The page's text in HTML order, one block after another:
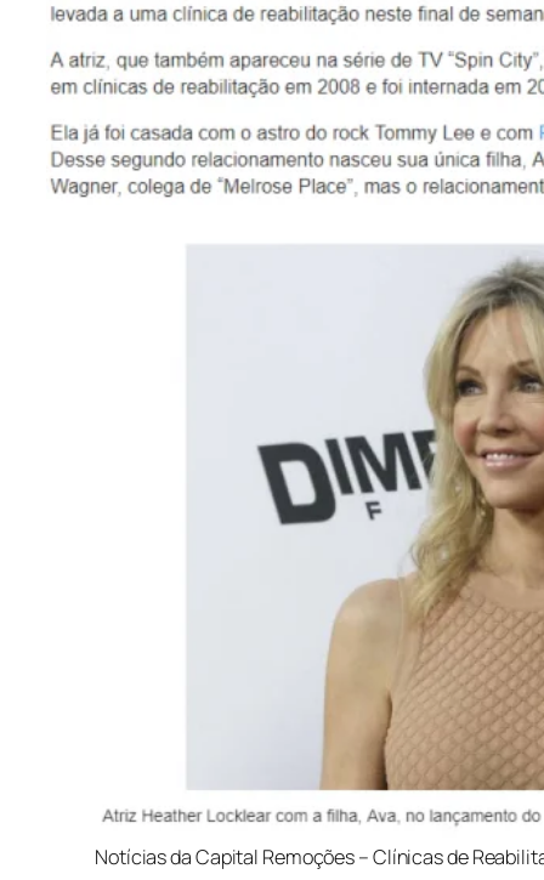
Notícias da Capital Remoções – Clínicas de